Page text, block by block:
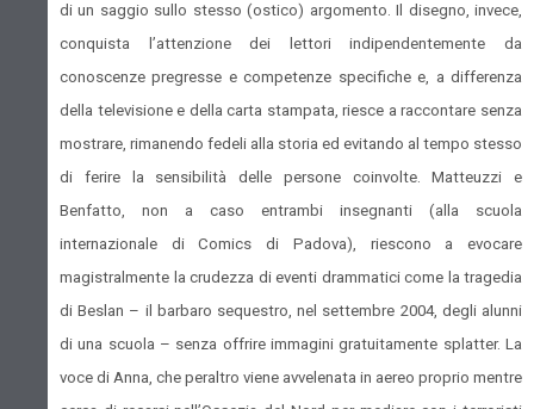
di un saggio sullo stesso (ostico) argomento. Il disegno, invece,
conquista l’attenzione dei lettori indipendentemente da
conoscenze pregresse e competenze specifiche e, a differenza
della televisione e della carta stampata, riesce a raccontare senza
mostrare, rimanendo fedeli alla storia ed evitando al tempo stesso
di ferire la sensibilità delle persone coinvolte. Matteuzzi e
Benfatto, non a caso entrambi insegnanti (alla scuola
internazionale di Comics di Padova), riescono a evocare
magistralmente la crudezza di eventi drammatici come la tragedia
di Beslan – il barbaro sequestro, nel settembre 2004, degli alunni
di una scuola – senza offrire immagini gratuitamente splatter. La
voce di Anna, che peraltro viene avvelenata in aereo proprio mentre